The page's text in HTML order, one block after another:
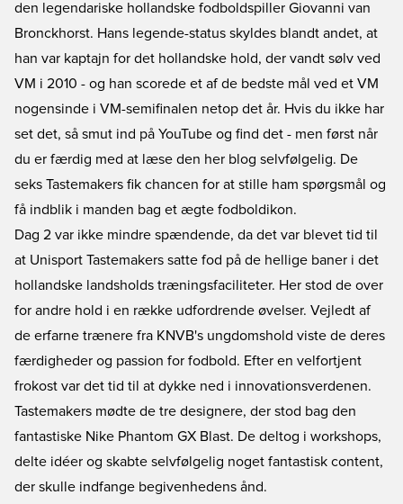
den legendariske hollandske fodboldspiller Giovanni van
Bronckhorst. Hans legende-status skyldes blandt andet, at
han var kaptajn for det hollandske hold, der vandt sølv ved
VM i 2010 - og han scorede et af de bedste mål ved et VM
nogensinde i VM-semifinalen netop det år. Hvis du ikke har
set det, så smut ind på YouTube og find det - men først når
du er færdig med at læse den her blog selvfølgelig. De
seks Tastemakers fik chancen for at stille ham spørgsmål og
få indblik i manden bag et ægte fodboldikon.
Dag 2 var ikke mindre spændende, da det var blevet tid til
at Unisport Tastemakers satte fod på de hellige baner i det
hollandske landsholds træningsfaciliteter. Her stod de over
for andre hold i en række udfordrende øvelser. Vejledt af
de erfarne trænere fra KNVB's ungdomshold viste de deres
færdigheder og passion for fodbold. Efter en velfortjent
frokost var det tid til at dykke ned i innovationsverdenen.
Tastemakers mødte de tre designere, der stod bag den
fantastiske Nike Phantom GX Blast. De deltog i workshops,
delte idéer og skabte selvfølgelig noget fantastisk content,
der skulle indfange begivenhedens ånd.